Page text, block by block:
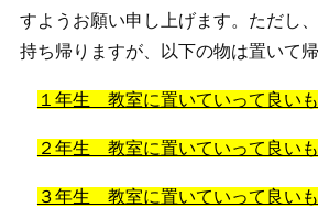
すようお願い申し上げます。ただし
持ち帰りますが、以下の物は置いて
１年生 教室に置いていって良い
２年生 教室に置いていって良い
３年生 教室に置いていって良い